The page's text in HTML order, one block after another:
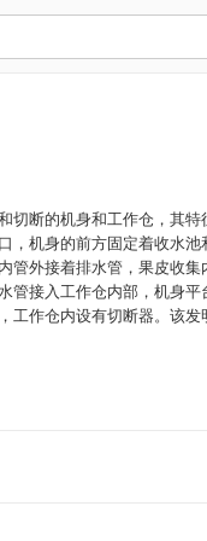
切断的机身和工作仓，其特
，机身的前方固定着收水池
管外接着排水管，果皮收集
管接入工作仓内部，机身平
工作仓内设有切断器。该发